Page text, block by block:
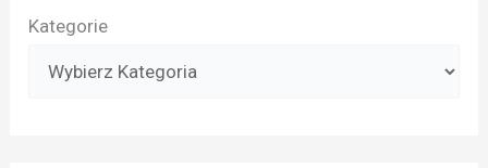
Kategorie